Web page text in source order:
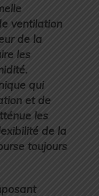
ventilation
de la
les
qui
et de
les
de la
toujours